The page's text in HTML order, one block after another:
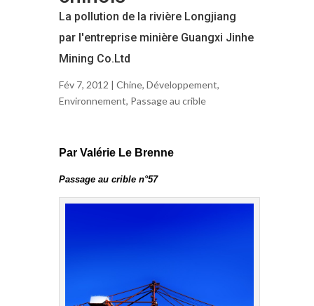
La pollution de la rivière Longjiang
par l'entreprise minière Guangxi Jinhe
Mining Co.Ltd
Fév 7, 2012 | Chine, Développement,
Environnement, Passage au crible
Par Valérie Le Brenne
Passage au crible n°57